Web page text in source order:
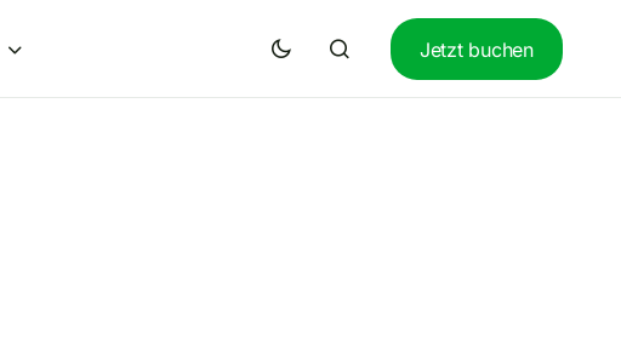
Jetzt buchen